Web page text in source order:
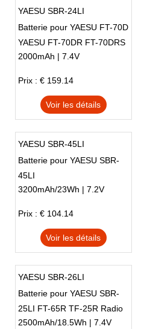
YAESU SBR-24LI
Batterie pour YAESU FT-70D
YAESU FT-70DR FT-70DRS
Radios
2000mAh | 7.4V
Prix : € 159.14
Voir les détails
YAESU SBR-45LI
Batterie pour YAESU SBR-
45LI
3200mAh/23Wh | 7.2V
Prix : € 104.14
Voir les détails
YAESU SBR-26LI
Batterie pour YAESU SBR-
25LI FT-65R TF-25R Radio
2500mAh/18.5Wh | 7.4V